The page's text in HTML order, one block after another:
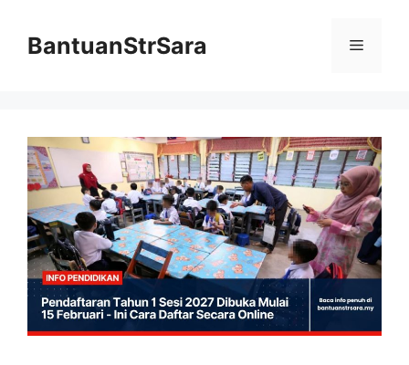
contentBantuanStrSara Menu